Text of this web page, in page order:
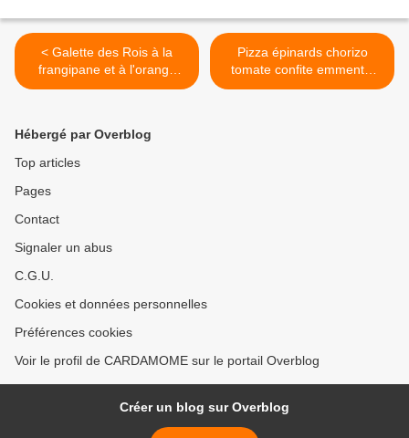
< Galette des Rois à la
frangipane et à l'orange
confite
Pizza épinards chorizo
tomate confite emmental
oeuf à cheval >
Hébergé par Overblog
Top articles
Pages
Contact
Signaler un abus
C.G.U.
Cookies et données personnelles
Préférences cookies
Voir le profil de CARDAMOME sur le portail Overblog
Créer un blog sur Overblog